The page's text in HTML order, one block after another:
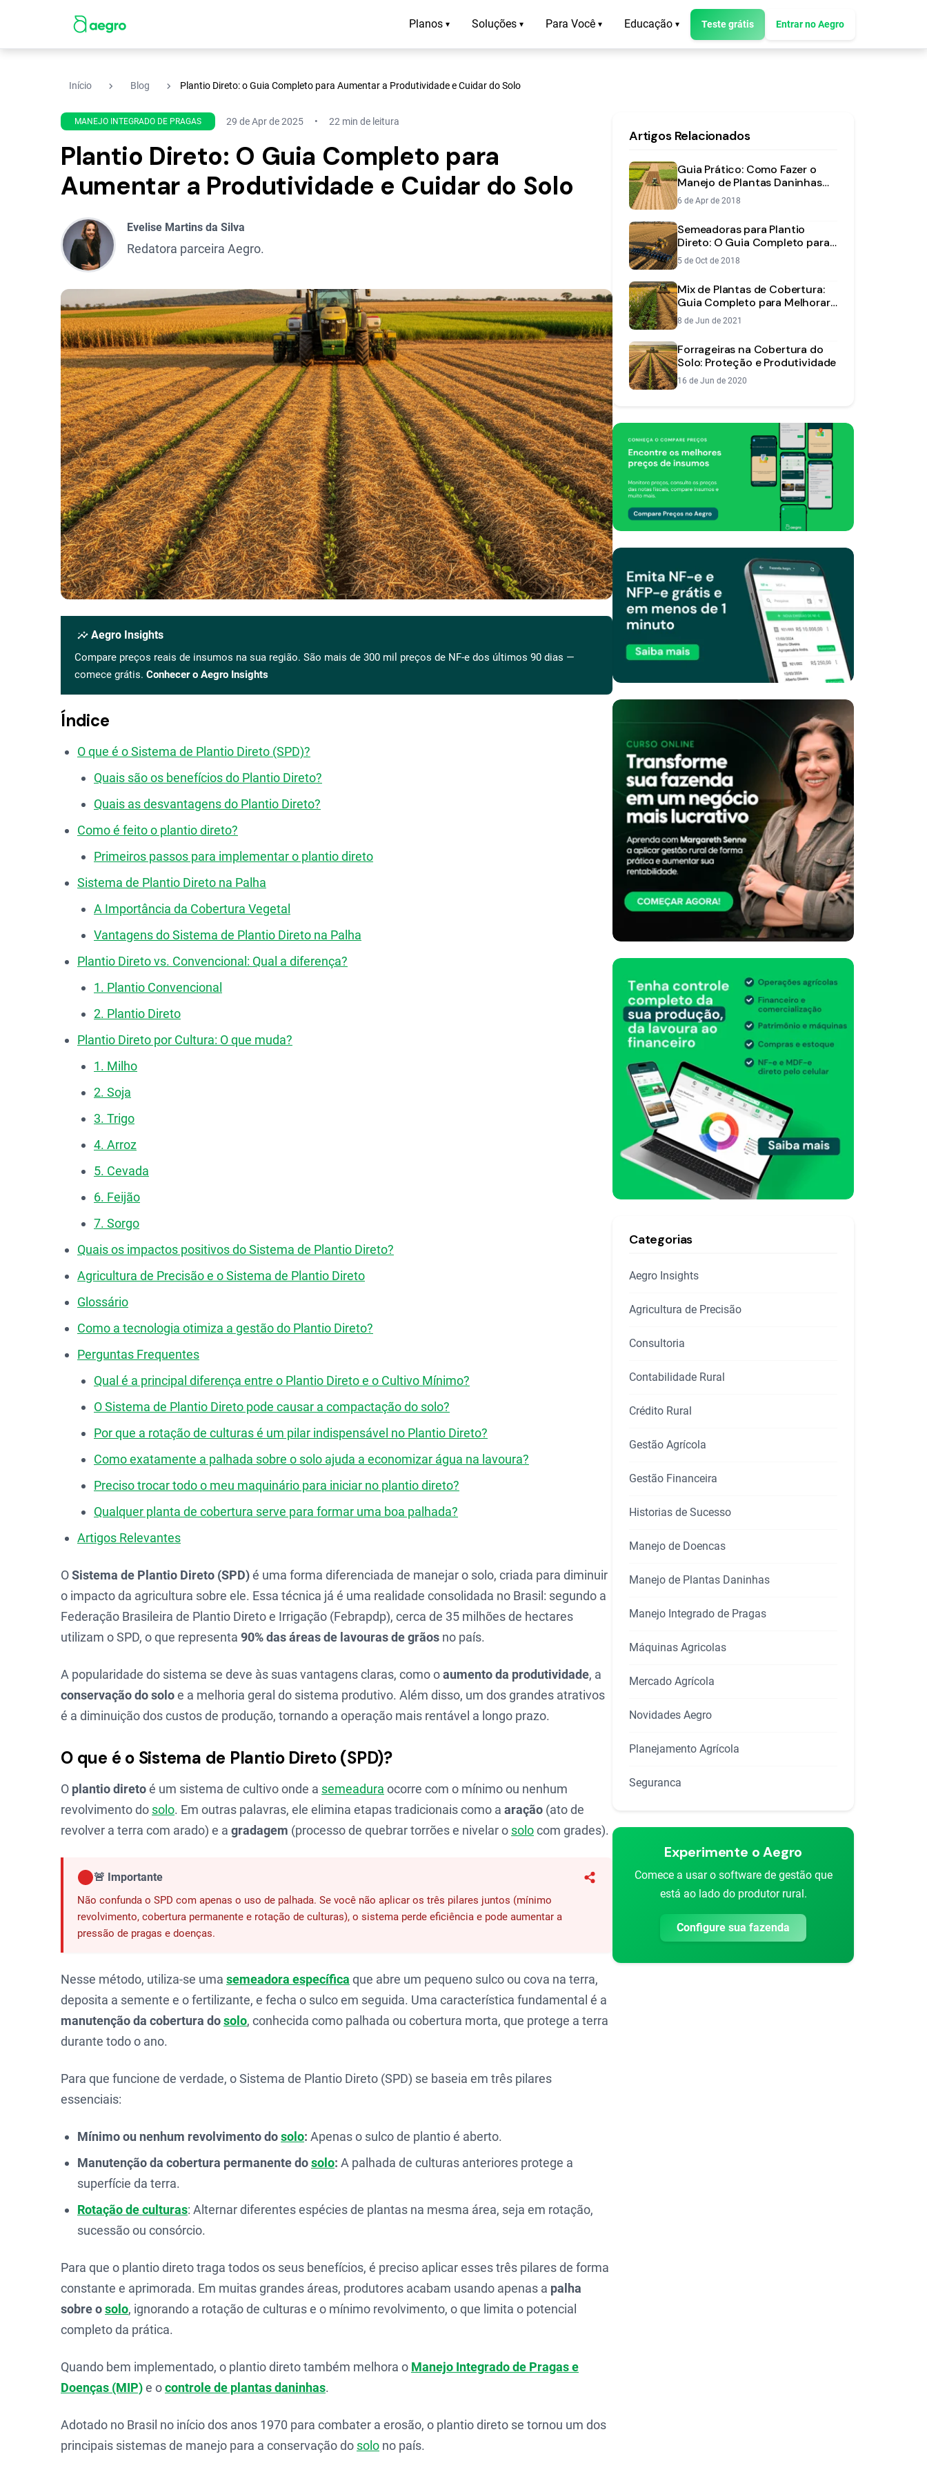
Planos ▾ Soluções ▾ Para Você ▾ Educação ▾ Teste grátis Entrar no Aegro
Início navigate_next Blog navigate_next Plantio Direto: o Guia Completo para Aumentar a Produtividade e Cuidar do Solo
MANEJO INTEGRADO DE PRAGAS 29 de Apr de 2025 22 min de leitura
Plantio Direto: O Guia Completo para
Aumentar a Produtividade e Cuidar do Solo
Evelise Martins da Silva
Redatora parceira Aegro.
insights Aegro Insights
Compare preços reais de insumos na sua região. São mais de 300 mil preços de NF-e dos últimos 90 dias —
comece grátis. Conhecer o Aegro Insights
Índice
O que é o Sistema de Plantio Direto (SPD)?
Quais são os benefícios do Plantio Direto?
Quais as desvantagens do Plantio Direto?
Como é feito o plantio direto?
Primeiros passos para implementar o plantio direto
Sistema de Plantio Direto na Palha
A Importância da Cobertura Vegetal
Vantagens do Sistema de Plantio Direto na Palha
Plantio Direto vs. Convencional: Qual a diferença?
1. Plantio Convencional
2. Plantio Direto
Plantio Direto por Cultura: O que muda?
1. Milho
2. Soja
3. Trigo
4. Arroz
5. Cevada
6. Feijão
7. Sorgo
Quais os impactos positivos do Sistema de Plantio Direto?
Agricultura de Precisão e o Sistema de Plantio Direto
Glossário
Como a tecnologia otimiza a gestão do Plantio Direto?
Perguntas Frequentes
Qual é a principal diferença entre o Plantio Direto e o Cultivo Mínimo?
O Sistema de Plantio Direto pode causar a compactação do solo?
Por que a rotação de culturas é um pilar indispensável no Plantio Direto?
Como exatamente a palhada sobre o solo ajuda a economizar água na lavoura?
Preciso trocar todo o meu maquinário para iniciar no plantio direto?
Qualquer planta de cobertura serve para formar uma boa palhada?
Artigos Relevantes
OSistema de Plantio Direto (SPD)é uma forma diferenciada de manejar o solo, criada para diminuir
o impacto da agricultura sobre ele. Essa técnica já é uma realidade consolidada no Brasil: segundo a
Federação Brasileira de Plantio Direto e Irrigação (Febrapdp), cerca de 35 milhões de hectares
utilizam o SPD, o que representa 90% das áreas de lavouras de grãos no país.
A popularidade do sistema se deve às suas vantagens claras, como oaumento da produtividade, a
conservação do soloe a melhoria geral do sistema produtivo. Além disso, um dos grandes atrativos
é a diminuição dos custos de produção, tornando a operação mais rentável a longo prazo.
O que é o Sistema de Plantio Direto (SPD)?
O plantio diretoé um sistema de cultivo onde a semeadura ocorre com o mínimo ou nenhum
revolvimento do solo. Em outras palavras, ele elimina etapas tradicionais como a aração (ato de
revolver a terra com arado) e a gradagem (processo de quebrar torrões e nivelar o solocom grades).
🚨 Importante
Compartilhar
Não confunda o SPD com apenas o uso de palhada. Se você não aplicar os três pilares juntos (mínimo
revolvimento, cobertura permanente e rotação de culturas), o sistema perde eficiência e pode aumentar a
pressão de pragas e doenças.
Nesse método, utiliza-se uma semeadora específica que abre um pequeno sulco ou cova na terra,
deposita a semente e o fertilizante, e fecha o sulco em seguida. Uma característica fundamental é a
manutenção da cobertura dosolo, conhecida como palhada ou cobertura morta, que protege a terra
durante todo o ano.
Para que funcione de verdade, o Sistema de Plantio Direto (SPD) se baseia em três pilares
essenciais:
Mínimo ou nenhum revolvimento dosolo: Apenas o sulco de plantio é aberto.
Manutenção da cobertura permanente dosolo: A palhada de culturas anteriores protege a
superfície da terra.
Rotação de culturas: Alternar diferentes espécies de plantas na mesma área, seja em rotação,
sucessão ou consórcio.
Para que o plantio direto traga todos os seus benefícios, é preciso aplicar esses três pilares de forma
constante e aprimorada. Em muitas grandes áreas, produtores acabam usando apenas a palha
sobre osolo, ignorando a rotação de culturas e o mínimo revolvimento, o que limita o potencial
completo da prática.
Quando bem implementado, o plantio direto também melhora o Manejo Integrado de Pragas e
Doenças (MIP)e ocontrole de plantas daninhas.
Adotado no Brasil no início dos anos 1970 para combater a erosão, o plantio direto se tornou um dos
principais sistemas de manejo para a conservação do solo no país.
Artigos Relacionados
Guia Prático: Como Fazer o
Manejo de Plantas Daninhas
no Plantio Direto
6 de Apr de 2018
Semeadoras para Plantio
Direto: O Guia Completo para
a Escolha Certa
5 de Oct de 2018
Mix de Plantas de Cobertura:
Guia Completo para Melhorar
o Solo na Entressafra
8 de Jun de 2021
Forrageiras na Cobertura do
Solo: Proteção e Produtividade
16 de Jun de 2020
Categorias
Aegro Insights
Agricultura de Precisão
Consultoria
Contabilidade Rural
Crédito Rural
Gestão Agrícola
Gestão Financeira
Historias de Sucesso
Manejo de Doencas
Manejo de Plantas Daninhas
Manejo Integrado de Pragas
Máquinas Agricolas
Mercado Agrícola
Novidades Aegro
Planejamento Agrícola
Seguranca
Experimente o Aegro
Comece a usar o software de gestão que
está ao lado do produtor rural.
Configure sua fazenda